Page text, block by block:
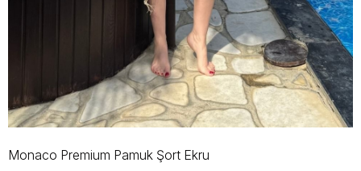
Monaco Premium Pamuk Şort Ekru